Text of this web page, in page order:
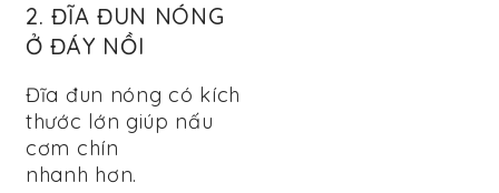
2. ĐĨA ĐUN NÓNG
Ở ĐÁY NỒI
Đĩa đun nóng có kích
thước lớn giúp nấu
cơm chín
nhanh hơn.